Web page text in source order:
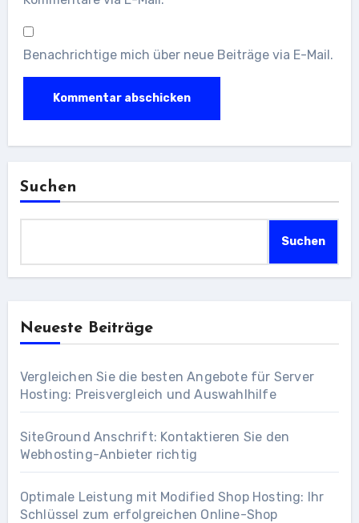
Benachrichtige mich über neue Beiträge via E-Mail.
Suchen
Suchen
Neueste Beiträge
Vergleichen Sie die besten Angebote für Server
Hosting: Preisvergleich und Auswahlhilfe
SiteGround Anschrift: Kontaktieren Sie den
Webhosting-Anbieter richtig
Optimale Leistung mit Modified Shop Hosting: Ihr
Schlüssel zum erfolgreichen Online-Shop